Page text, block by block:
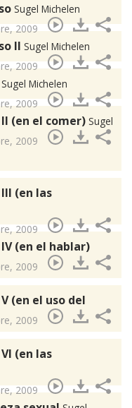
Sugel Michelen
2009
II Sugel Michelen
2009
Sugel Michelen
2009
(en el comer) Sugel
2009
(en las
2009
(en el hablar)
2009
(en el uso del
2009
(en las
2009